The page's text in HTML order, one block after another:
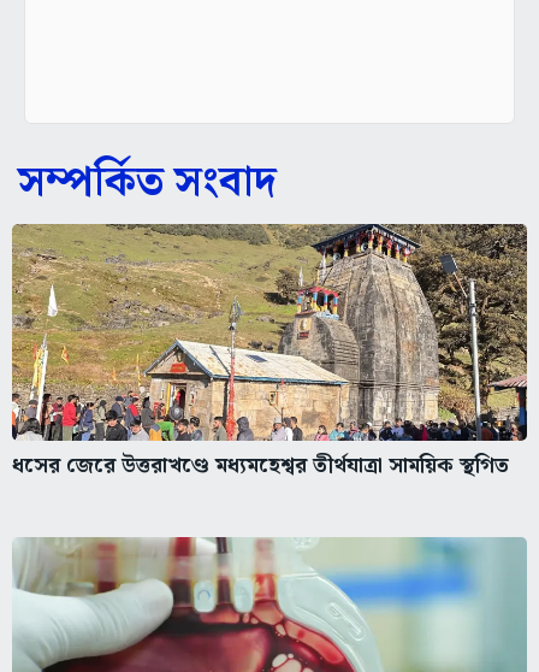
সম্পর্কিত সংবাদ
ধসের জেরে উত্তরাখণ্ডে মধ্যমহেশ্বর তীর্থযাত্রা সাময়িক স্থগিত